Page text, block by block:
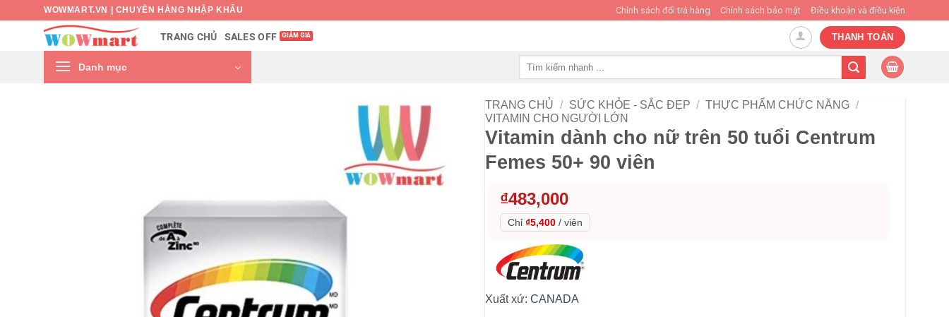
WOWMART.VN | CHUYÊN HÀNG NHẬP KHẨU Chính sách đổi trả hàng Chính sách bảo mật Điều khoản và điều kiện
TRANG CHỦ SALES OFF THANH TOÁN
Danh mục
TRANG CHỦ / SỨC KHỎE - SẮC ĐẸP / THỰC PHẨM CHỨC NĂNG /
VITAMIN CHO NGƯỜI LỚN
Vitamin dành cho nữ trên 50 tuổi Centrum
Femes 50+ 90 viên
₫483,000
Chỉ ₫5,400 / viên
Xuất xứ: CANADA